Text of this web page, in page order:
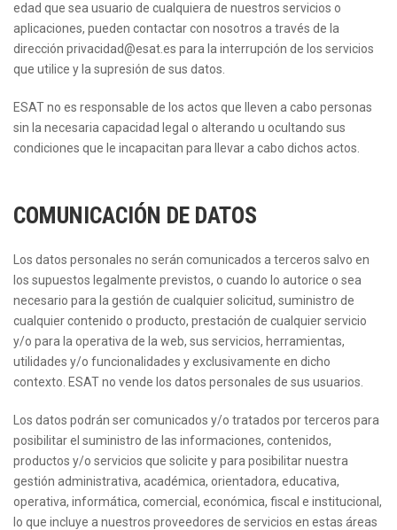
edad que sea usuario de cualquiera de nuestros servicios o
aplicaciones, pueden contactar con nosotros a través de la
dirección privacidad@esat.es para la interrupción de los servicios
que utilice y la supresión de sus datos.
ESAT no es responsable de los actos que lleven a cabo personas
sin la necesaria capacidad legal o alterando u ocultando sus
condiciones que le incapacitan para llevar a cabo dichos actos.
COMUNICACIÓN DE DATOS
Los datos personales no serán comunicados a terceros salvo en
los supuestos legalmente previstos, o cuando lo autorice o sea
necesario para la gestión de cualquier solicitud, suministro de
cualquier contenido o producto, prestación de cualquier servicio
y/o para la operativa de la web, sus servicios, herramientas,
utilidades y/o funcionalidades y exclusivamente en dicho
contexto. ESAT no vende los datos personales de sus usuarios.
Los datos podrán ser comunicados y/o tratados por terceros para
posibilitar el suministro de las informaciones, contenidos,
productos y/o servicios que solicite y para posibilitar nuestra
gestión administrativa, académica, orientadora, educativa,
operativa, informática, comercial, económica, fiscal e institucional,
lo que incluye a nuestros proveedores de servicios en estas áreas